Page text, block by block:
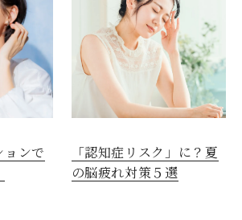
ンで
「認知症リスク」に？夏
の脳疲れ対策５選